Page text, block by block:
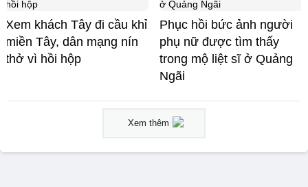
Xem khách Tây đi cầu khỉ
miền Tây, dân mạng nín
thở vì hồi hộp
Phục hồi bức ảnh người
phụ nữ được tìm thấy
trong mộ liệt sĩ ở Quảng
Ngãi
Xem thêm